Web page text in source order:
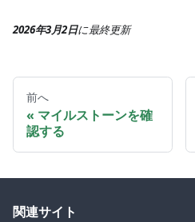
2026年3月2日に最終更新
前へ
マイルストーンを確
認する
関連サイト